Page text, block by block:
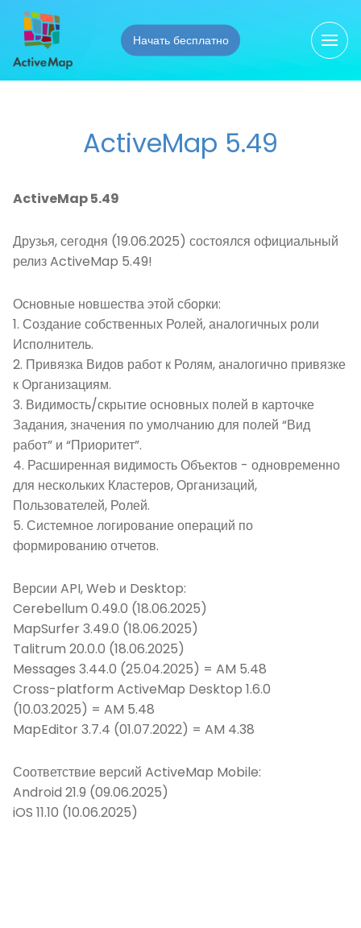
Бизнес-центры
Гостиничный бизнес
ЖКХ
Клининг
Курьерские службы и доставка
Ритейл
Сервисные компании
Системы безопасности
Строительство и ремонт
Стройнадзор
Телекоммуникации
Управление автопарком
Эксплуатация недвижимости
Энергетика
Видео
Презентации
Функциональные характеристики ActiveMap
Скачать ActiveMap
О компании
Что такое ActiveMap
Новости
Начать бесплатно
ActiveMap 5.49
ActiveMap 5.49
Друзья, сегодня (19.06.2025) состоялся официальный
релиз ActiveMap 5.49!
Основные новшества этой сборки:
1. Создание собственных Ролей, аналогичных роли
Исполнитель.
2. Привязка Видов работ к Ролям, аналогично привязке
к Организациям.
3. Видимость/скрытие основных полей в карточке
Задания, значения по умолчанию для полей “Вид
работ” и “Приоритет”.
4. Расширенная видимость Объектов - одновременно
для нескольких Кластеров, Организаций,
Пользователей, Ролей.
5. Системное логирование операций по
формированию отчетов.
Версии API, Web и Desktop:
Cerebellum 0.49.0 (18.06.2025)
MapSurfer 3.49.0 (18.06.2025)
Talitrum 20.0.0 (18.06.2025)
Messages 3.44.0 (25.04.2025) = AM 5.48
Cross-platform ActiveMap Desktop 1.6.0
(10.03.2025) = AM 5.48
MapEditor 3.7.4 (01.07.2022) = AM 4.38
Соответствие версий ActiveMap Mobile:
Android 21.9 (09.06.2025)
iOS 11.10 (10.06.2025)